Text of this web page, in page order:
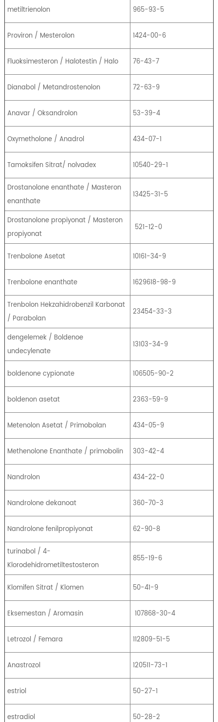
metiltrienolon 965-93-5
Proviron / Mesterolon 1424-00-6
Fluoksimesteron / Halotestin / Halo 76-43-7
Dianabol / Metandrostenolon 72-63-9
Anavar / Oksandrolon 53-39-4
Oxymetholone / Anadrol 434-07-1
Tamoksifen Sitrat/ nolvadex 10540-29-1
Drostanolone enanthate / Masteron
enanthate
13425-31-5
Drostanolone propiyonat / Masteron
propiyonat
521-12-0
Trenbolone Asetat 10161-34-9
Trenbolone enanthate 1629618-98-9
Trenbolon Hekzahidrobenzil Karbonat
/ Parabolan
23454-33-3
dengelemek / Boldenoe
undecylenate
13103-34-9
boldenone cypionate 106505-90-2
boldenon asetat 2363-59-9
Metenolon Asetat / Primobolan 434-05-9
Methenolone Enanthate / primobolin 303-42-4
Nandrolon 434-22-0
Nandrolone dekanoat 360-70-3
Nandrolone fenilpropiyonat 62-90-8
turinabol / 4-
Klorodehidrometiltestosteron
855-19-6
Klomifen Sitrat / Klomen 50-41-9
Eksemestan / Aromasin 107868-30-4
Letrozol / Femara 112809-51-5
Anastrozol 120511-73-1
estriol 50-27-1
estradiol 50-28-2